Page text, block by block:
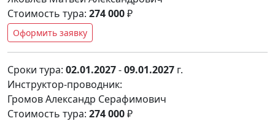
Стоимость тура: 274 000₽
Оформить заявку
Сроки тура: 02.01.2027-09.01.2027 г.
Инструктор-проводник:
Громов Александр Серафимович
Стоимость тура: 274 000₽